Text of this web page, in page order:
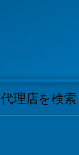
代理店を検索